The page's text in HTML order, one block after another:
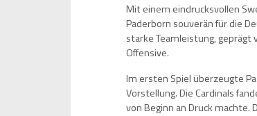
Mit einem eindrucksvollen
Paderborn souverän für die
starke Teamleistung,
Offensive.
Im ersten Spiel überzeugte
Vorstellung. Die Cardinals
von Beginn an Druck